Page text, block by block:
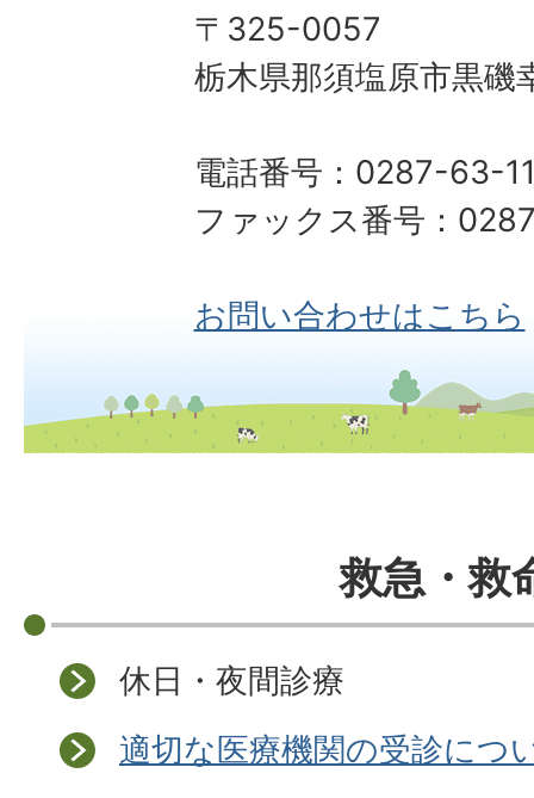
〒325-0057
栃木県那須塩原市黒磯
電話番号：0287-63-
ファックス番号：
お問い合わせはこちら
救急・救
休日・夜間診療
適切な医療機関の受診につ